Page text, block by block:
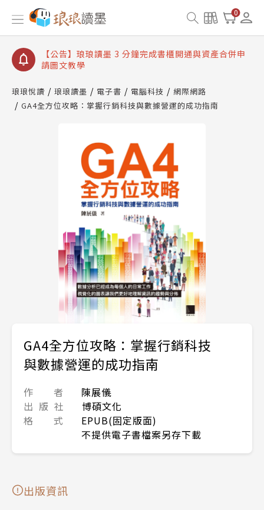
0
【公告】琅琅讀墨數位閱讀資產合併與書櫃開通申請
【公告】琅琅讀墨書櫃開通常見問題
【公告】琅琅讀墨 3 分鐘完成書櫃開通與資產合併申
請圖文教學
查詢
【公告】琅琅讀墨數位閱讀資產合併與書櫃開通申請
琅琅悅讀 琅琅讀墨 電子書 電腦科技
網際網路
GA4全方位攻略：掌握行銷科技與數據營運的成功指南
GA4全方位攻略：掌握行銷科技
與數據營運的成功指南
作 者
陳展儀
出 版 社
博碩文化
格 式
EPUB(固定版面)
不提供電子書檔案另存下載
出版資訊